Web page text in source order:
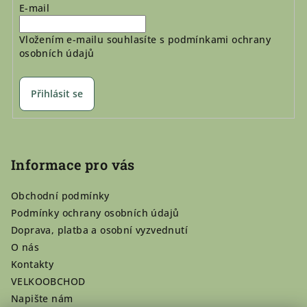
E-mail
Vložením e-mailu souhlasíte s podmínkami ochrany
osobních údajů
Přihlásit se
Informace pro vás
Obchodní podmínky
Podmínky ochrany osobních údajů
Doprava, platba a osobní vyzvednutí
O nás
Kontakty
VELKOOBCHOD
Napište nám